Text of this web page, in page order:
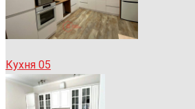
Кухня 05